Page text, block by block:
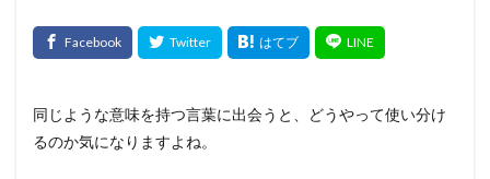
同じような意味を持つ言葉に出会うと、どうやって使い分け
るのか気になりますよね。